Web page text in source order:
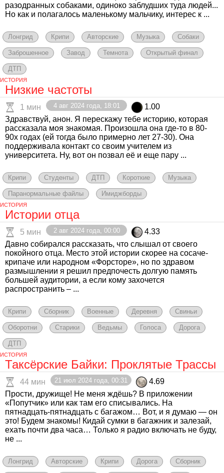
разодранных собаками, одиноко заблудших туда людей...
Но как и полагалось маленькому мальчику, интерес к ...
Лонгрид Крипи Авторские Музыка Собаки
Заброшенное Завод Темнота Открытый финал
ДТП
ИСТОРИЯ
Низкие частоты
1 мин 4 авг 2024 года, 18:01
1.00
Здравствуй, анон. Я перескажу тебе историю, которая
рассказала моя знакомая. Произошла она где-то в 80-
90х годах (ей тогда было примерно лет 27-30). Она
поддерживала контакт со своим учителем из
университета. Ну, вот он позвал её и еще пару ...
Крипи Студенты ДТП Короткие Музыка
Паранормальные файлы Имиджборды
ИСТОРИЯ
Истории отца
5 мин 2 авг 2024 года, 00:00
4.33
Давно собирался рассказать, что слышал от своего
покойного отца. Место этой истории скорее на сосаче-
крипаче или народном «Форсторе», но по здравом
размышлении я решил предпочесть долгую память
большей аудитории, а если кому захочется
распространить – ...
Крипи Сборник Военные Деревня Свиньи
Оборотни Старики Ведьмы Голоса Дорога
ДТП
ИСТОРИЯ
Таксёрские Байки: Проклятые Трассы
44 мин 21 июл 2024 года, 00:31
4.69
Прости, дружище! Не меня ждёшь? В приложении
«Попутчик» или как там его списывались. На
пятнадцать-пятнадцать с багажом… Вот, и я думаю — он
это! Будем знакомы! Кидай сумки в багажник и залезай,
ехать почти два часа… Только я радио включать не буду,
не ...
Лонгрид Авторские Крипи Дорога Сборник